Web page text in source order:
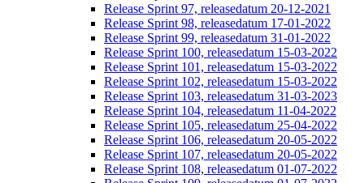
Release Sprint 97, releasedatum 20-12-2021
Release Sprint 98, releasedatum 17-01-2022
Release Sprint 99, releasedatum 31-01-2022
Release Sprint 100, releasedatum 15-03-2022
Release Sprint 101, releasedatum 15-03-2022
Release Sprint 102, releasedatum 15-03-2022
Release Sprint 103, releasedatum 31-03-2023
Release Sprint 104, releasedatum 11-04-2022
Release Sprint 105, releasedatum 25-04-2022
Release Sprint 106, releasedatum 20-05-2022
Release Sprint 107, releasedatum 20-05-2022
Release Sprint 108, releasedatum 01-07-2022